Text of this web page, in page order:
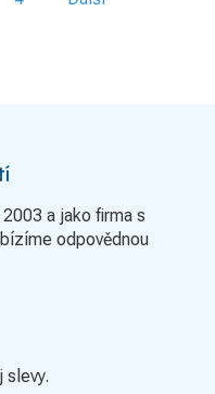
a jako firma s
odpovědnou
slevy.